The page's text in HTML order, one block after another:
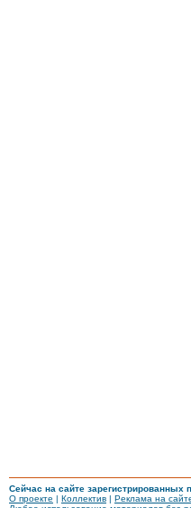
Сейчас на сайте зарегистрированных
О проекте | Коллектив | Реклама на